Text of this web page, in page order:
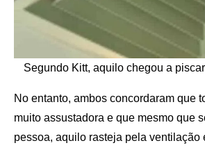
Segundo Kitt, aquilo chegou a
No entanto, ambos concordaram que
muito assustadora e que mesmo que
pessoa, aquilo rasteja pela ventilação